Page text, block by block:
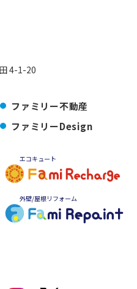
4-1-20
ファミリー不動産
ファミリーDesign
エコキュート
外壁/屋根リフォーム